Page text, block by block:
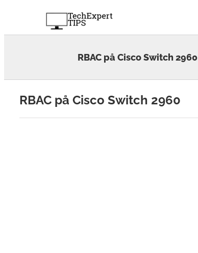
RBAC på Cisco Switch 2960
RBAC på Cisco Switch 2960